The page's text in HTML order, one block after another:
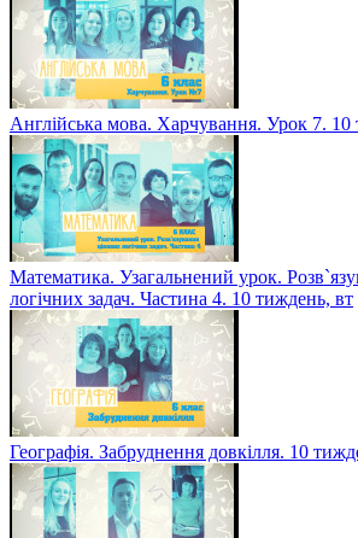
Англійська мова. Харчування. Урок 7. 10
Математика. Узагальнений урок.
логічних задач. Частина 4. 10 тиждень, вт
Географія. Забруднення довкілля. 10